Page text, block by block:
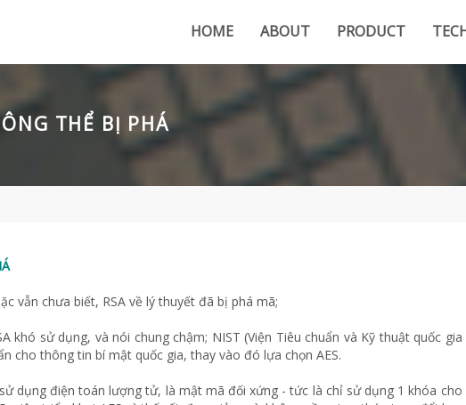
HOME ABOUT PRODUCT
THỂ BỊ PHÁ
vẫn chưa biết, RSA về lý thuyết đã bị phá mã;
khó sử dụng, và nói chung chậm; NIST (Viện Tiêu chuẩn và Kỹ thuật quốc gia
cho thông tin bí mật quốc gia, thay vào đó lựa chọn AES.
dụng điện toán lượng tử, là mật mã đối xứng - tức là chỉ sử dụng 1 khóa cho